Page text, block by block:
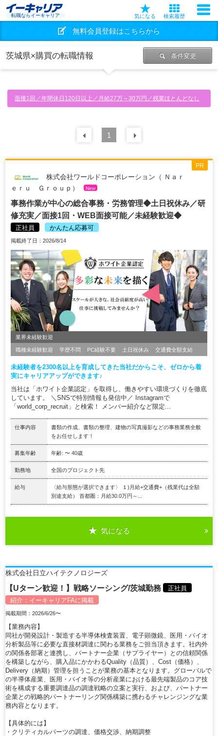
転職ならイーキャリア 気になる 検索履歴
無料会員登録はこちらから
茨城県×購買の転職情報 条件変更
面接1回／年間休日120日以上／月給27万～30万円／残業ほとんどなし
前の 件
1
株式会社ワールドコーポレーション（ Ｎａｒ
ｅｒｕ Ｇｒｏｕｐ）
New
事務作業が中心の総合事務・労務管理◆土日祝休み／研
修充実／面接1回・WEB面接可能／未経験歓迎◆
正社員 かんたん応募可
掲載終了日：2026/8/14
業界未経験歓迎
職種未経験歓迎 学歴不問 PC経験不要 土日祝休み 交通費全額支給
未経験者を2300名以上を育成してきた当社だからこそ、ゼロから着
実にキャリアアップができます♪
当社は「ホワイト企業認定」を取得し、働きやすい環境づくりを徹底
しています。 ＼SNSで特別情報も発信中／ Instagramで
「world_corp_recruit」と検索！ メンバー紹介など限定...
仕事内容
書類の作成、書類の整理、建物の写真撮影などの事務業務全般
をお任せします！
募集年齢 年齢: 〜 40歳
勤務地 全国のプロジェクト先
給与
〈給与形態が選択できます〉 １)月給+交通費+（残業代は全額
別途支給） 首都圏：月給30.0万円～...
気になる
PR
株式会社日立ハイテクノロジーズ
【Uターン歓迎！】戦略ソーシング/茨城勤務
正社員
紹介： イーキャリアFAに掲載
掲載期間：2026/6/26〜
【業務内容】
同社が開発設計・製造する半導体検査装置、電子顕微鏡、医用・バイオ
分析製品等に必要な直接材調達に関わる業務をご担当頂きます。社内外
の関係各部署と連携し、パートナー企業（サプライヤー）との信頼関係
を構築しながら、購入品にかかわるQuality（品質）、Cost（価格）、
Delivery（納期）管理を担うことが業務の基本となります。グローバルで
の半導体産業、医用・バイオ等の分析産業における最先端製品のコア技
術を構成する重要調達品の調達戦略の立案と実行、および、パートナー
企業との戦略的パートナーリング関係構築に携わるチャレンジングな業
務内容となります。
【具体的には】
・クリティカルパーツの調達、価格交渉、納期調整